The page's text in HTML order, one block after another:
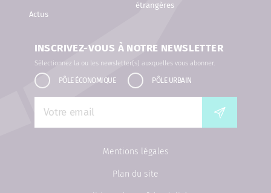
Actus
étrangères
INSCRIVEZ-VOUS À NOTRE NEWSLETTER
Sélectionnez la ou les newsletter(s) auxquelles vous abonner.
PÔLE ÉCONOMIQUE PÔLE URBAIN
Mentions légales
Plan du site